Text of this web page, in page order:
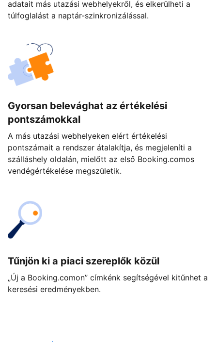
adatait más utazási webhelyekről, és elkerülheti a
túlfoglalást a naptár-szinkronizálással.
Gyorsan belevághat az értékelési
pontszámokkal
A más utazási webhelyeken elért értékelési
pontszámait a rendszer átalakítja, és megjeleníti a
szálláshely oldalán, mielőtt az első Booking.comos
vendégértékelése megszületik.
Tűnjön ki a piaci szereplők közül
„Új a Booking.comon” címkénk segítségével kitűnhet a
keresési eredményekben.
Vágjon bele még ma